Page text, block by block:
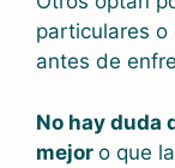
particulares
antes de
No hay duda
mejor o que